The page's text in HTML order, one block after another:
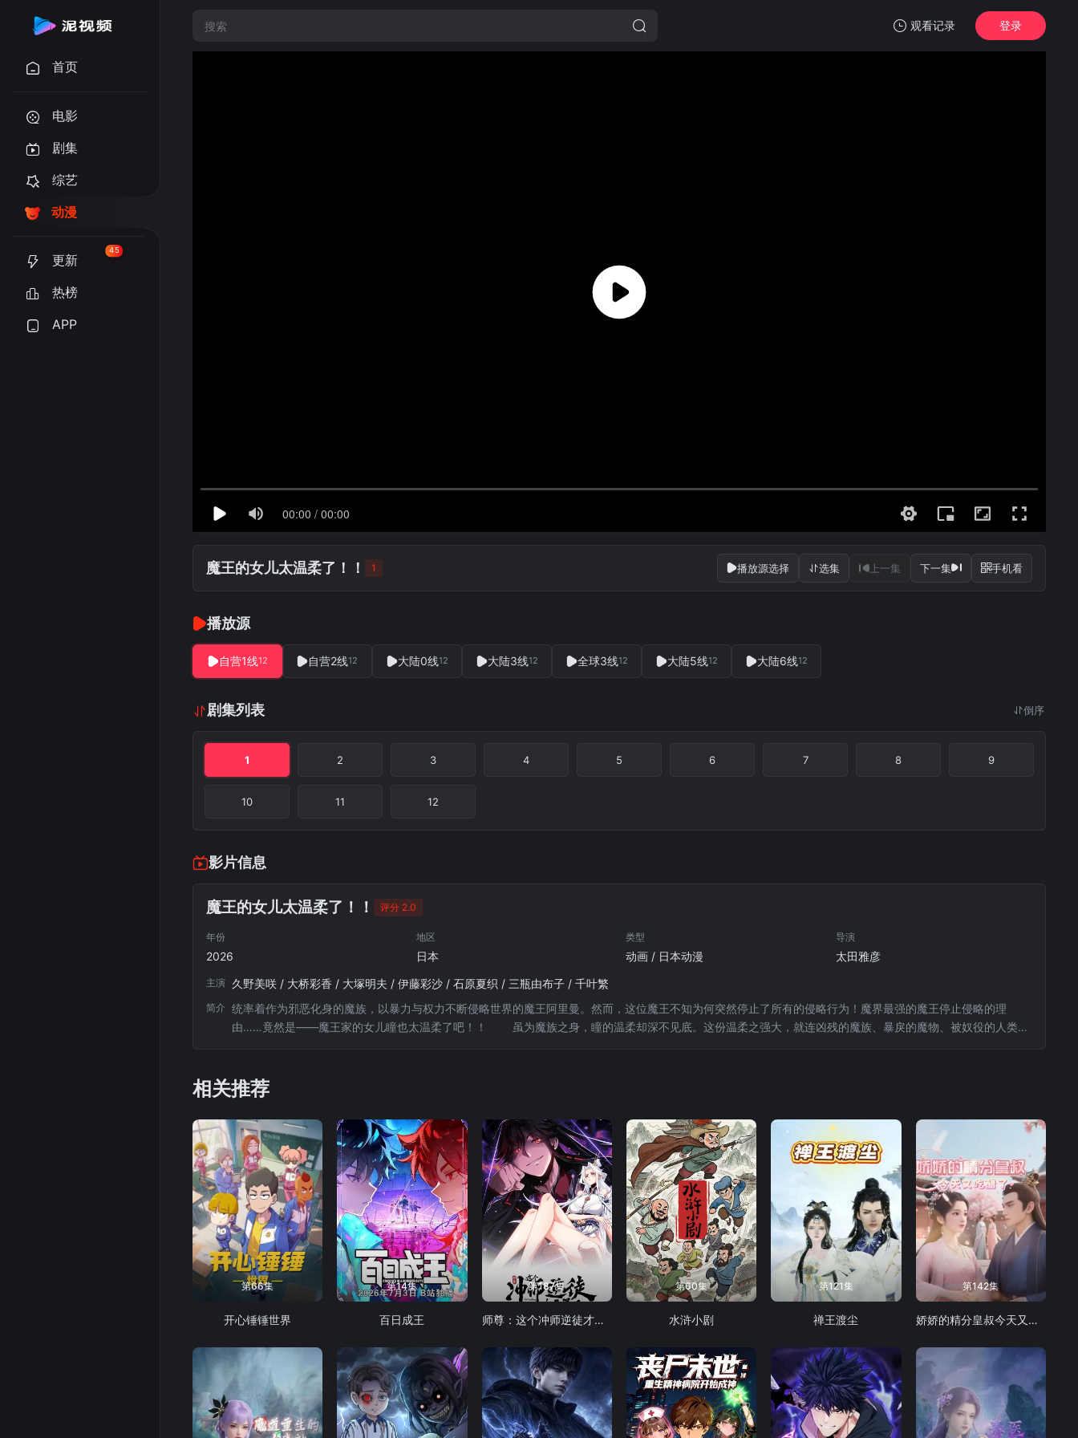
观看记录 登录
首页
电影
剧集
综艺
动漫
更新
45
热榜
APP
魔王的女儿太温柔了！！ 1 播放源选择 选集 上一集 下一集 手机看
播放源
自营1线12 自营2线12 大陆0线12 大陆3线12 全球3线12 大陆5线12 大陆6线12
剧集列表 倒序
1 2 3 4 5 6 7 8 9
10 11 12
影片信息
魔王的女儿太温柔了！！ 评分 2.0
年份
2026
地区
日本
类型
动画 / 日本动漫
导演
太田雅彦
主演 久野美咲 / 大桥彩香 / 大塚明夫 / 伊藤彩沙 / 石原夏织 / 三瓶由布子 / 千叶繁
简介 统率着作为邪恶化身的魔族，以暴力与权力不断侵略世界的魔王阿里曼。然而，这位魔王不知为何突然停止了所有的侵略行为！魔界最强的魔王停止侵略的理
由……竟然是——魔王家的女儿瞳也太温柔了吧！！ 虽为魔族之身，瞳的温柔却深不见底。这份温柔之强大，就连凶残的魔族、暴戾的魔物、被奴役的人类，
相关推荐
第66集
开心锤锤世界
第14集
百日成王
第187集
师尊：这个冲师逆徒才不是圣子 动态漫画
第60集
水浒小剧
第121集
禅王渡尘
第142集
娇娇的精分皇叔今天又吃醋了